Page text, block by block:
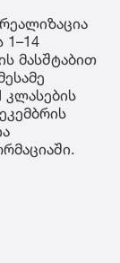
1–14
მასშტაბით
კლასების